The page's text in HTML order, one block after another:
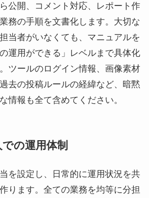
公開、コメント対応、レポート作
務の手順を文書化します。大切な
当者がいなくても、マニュアルを
運用ができる」レベルまで具体化
ツールのログイン情報、画像素材
去の投稿ルールの経緯など、暗黙
情報も全て含めてください。
の運用体制
を設定し、日常的に運用状況を共
ります。全ての業務を均等に分担